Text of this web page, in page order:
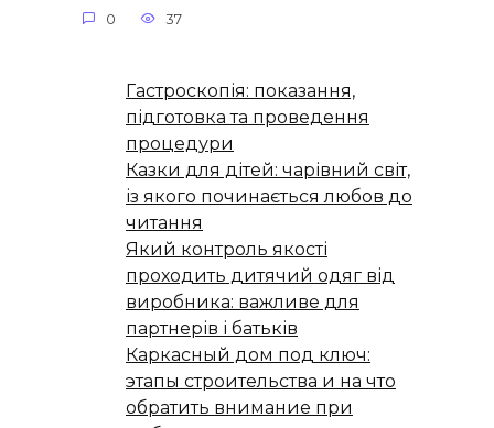
0 37
Гастроскопія: показання,
підготовка та проведення
процедури
Казки для дітей: чарівний світ,
із якого починається любов до
читання
Який контроль якості
проходить дитячий одяг від
виробника: важливе для
партнерів і батьків
Каркасный дом под ключ:
этапы строительства и на что
обратить внимание при